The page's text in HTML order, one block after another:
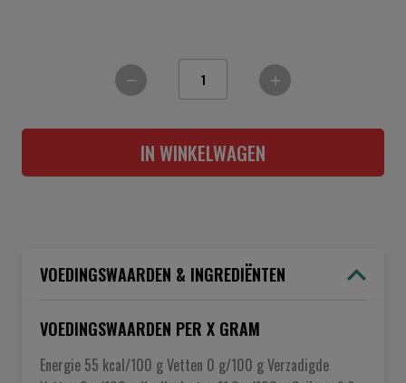
IN WINKELWAGEN
VOEDINGSWAARDEN & INGREDIËNTEN
VOEDINGSWAARDEN PER X GRAM
Energie 55 kcal/100 g Vetten 0 g/100 g Verzadigde